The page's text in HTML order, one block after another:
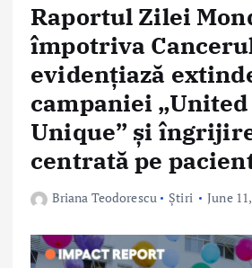
Raportul Zilei
împotriva
evidențiază
campaniei
Unique” și
centrată pe
Briana Teodorescu Știri June